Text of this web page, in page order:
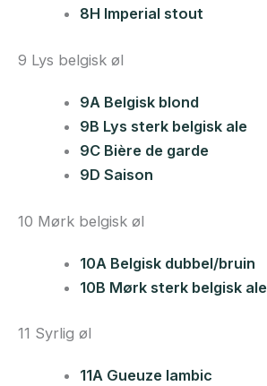
8H Imperial stout
9 Lys belgisk øl
9A Belgisk blond
9B Lys sterk belgisk ale
9C Bière de garde
9D Saison
10 Mørk belgisk øl
10A Belgisk dubbel/bruin
10B Mørk sterk belgisk ale
11 Syrlig øl
11A Gueuze lambic